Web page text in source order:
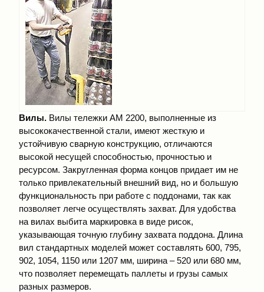
Вилы. Вилы тележки АМ 2200, выполненные из
высококачественной стали, имеют жесткую и
устойчивую сварную конструкцию, отличаются
высокой несущей способностью, прочностью и
ресурсом. Закругленная форма концов придает им не
только привлекательный внешний вид, но и бoльшую
функциональность при работе с поддонами, так как
позволяет легче осуществлять захват. Для удобства
на вилах выбита маркировка в виде рисок,
указывающая точную глубину захвата поддона. Длина
вил стандартных моделей может составлять 600, 795,
902, 1054, 1150 или 1207 мм, ширина – 520 или 680 мм,
что позволяет перемещать паллеты и грузы самых
разных размеров.